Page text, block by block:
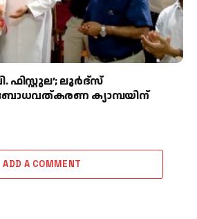
ഫിസ്റ്റുല’; ലൂർദ്‌സ്
ക്യാമ്പയിന്
ADD A COMMENT